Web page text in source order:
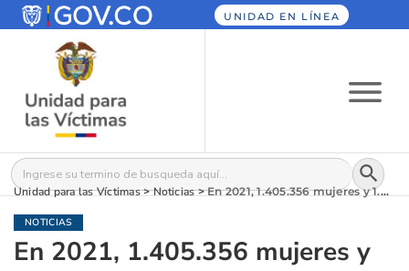
UNIDAD EN LÍNEA
Buscar: Botón
Unidad para las Víctimas>Noticias>En 2021, 1.405.356 mujeres y 1.487.612 hombres superaron situación de vulnerabilidad
NOTICIAS
En 2021, 1.405.356 mujeres y